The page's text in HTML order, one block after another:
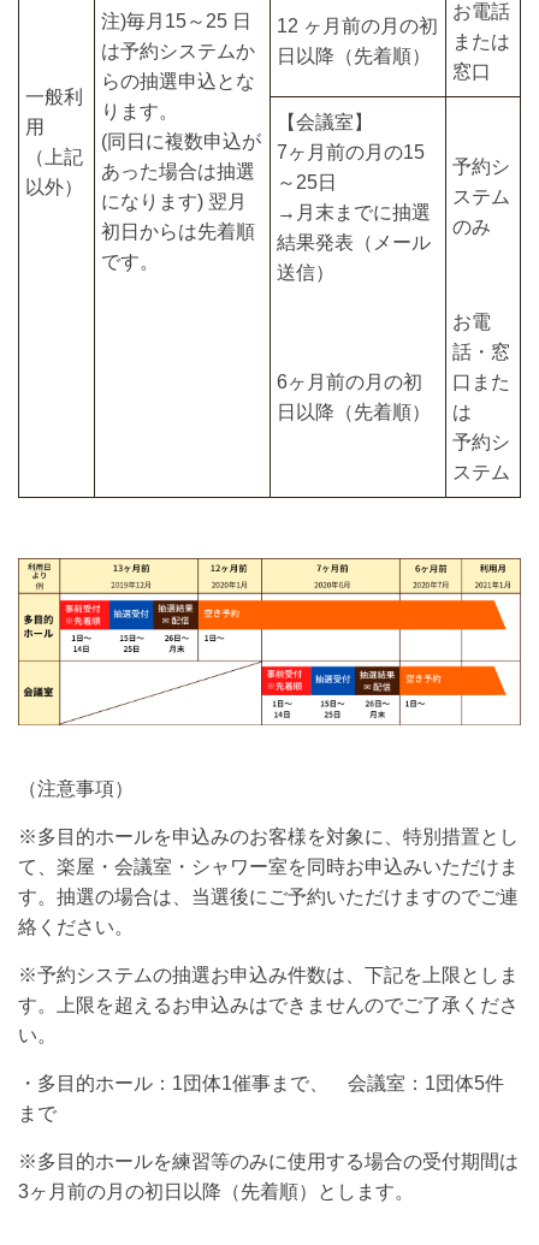
一般利
用
（上記
以外）
注)毎月15～25 日
は予約システムか
らの抽選申込とな
ります。
(同日に複数申込が
あった場合は抽選
になります) 翌月
初日からは先着順
です。
12 ヶ月前の月の初
日以降（先着順）
お電話
または
窓口
【会議室】
7ヶ月前の月の15
～25日
→月末までに抽選
結果発表（メール
送信）
予約シ
ステム
のみ
6ヶ月前の月の初
日以降（先着順）
お電
話・窓
口また
は
予約シ
ステム
（注意事項）
※多目的ホールを申込みのお客様を対象に、特別措置とし
て、楽屋・会議室・シャワー室を同時お申込みいただけま
す。抽選の場合は、当選後にご予約いただけますのでご連
絡ください。
※予約システムの抽選お申込み件数は、下記を上限としま
す。上限を超えるお申込みはできませんのでご了承くださ
い。
・多目的ホール：1団体1催事まで、 会議室：1団体5件
まで
※多目的ホールを練習等のみに使用する場合の受付期間は
3ヶ月前の月の初日以降（先着順）とします。